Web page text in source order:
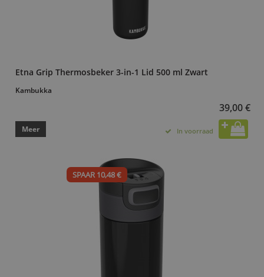
Etna Grip Thermosbeker 3-in-1 Lid 500 ml Zwart
Kambukka
39,00 €
Meer In voorraad
SPAAR 10,48 €